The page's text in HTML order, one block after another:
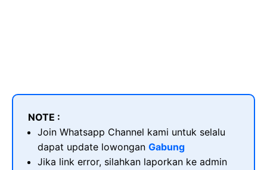
NOTE :
Join Whatsapp Channel kami untuk selalu
dapat update lowongan Gabung
Jika link error, silahkan laporkan ke admin